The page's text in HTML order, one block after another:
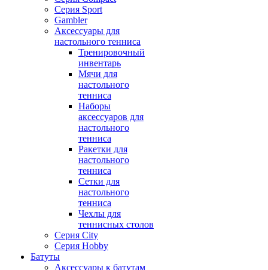
Серия Sport
Gambler
Аксессуары для
настольного тенниса
Тренировочный
инвентарь
Мячи для
настольного
тенниса
Наборы
аксессуаров для
настольного
тенниса
Ракетки для
настольного
тенниса
Сетки для
настольного
тенниса
Чехлы для
теннисных столов
Серия City
Серия Hobby
Батуты
Аксессуары к батутам